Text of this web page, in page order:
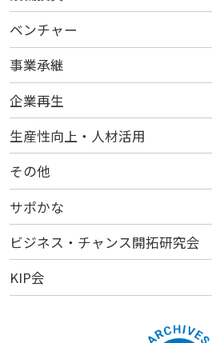
ベンチャー
事業承継
企業再生
生産性向上・人材活用
その他
サポかな
ビジネス・チャンス開拓研究会
KIP会